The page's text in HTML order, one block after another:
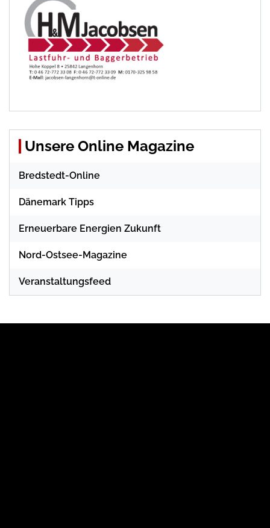
Unsere Online Magazine
Bredstedt-Online
Dänemark Tipps
Erneuerbare Energien Zukunft
Nord-Ostsee-Magazine
Veranstaltungsfeed